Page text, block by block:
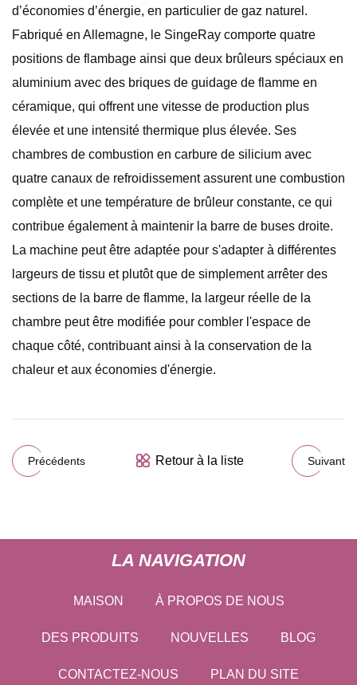
d’économies d’énergie, en particulier de gaz naturel.
Fabriqué en Allemagne, le SingeRay comporte quatre
positions de flambage ainsi que deux brûleurs spéciaux en
aluminium avec des briques de guidage de flamme en
céramique, qui offrent une vitesse de production plus
élevée et une intensité thermique plus élevée. Ses
chambres de combustion en carbure de silicium avec
quatre canaux de refroidissement assurent une combustion
complète et une température de brûleur constante, ce qui
contribue également à maintenir la barre de buses droite.
La machine peut être adaptée pour s'adapter à différentes
largeurs de tissu et plutôt que de simplement arrêter des
sections de la barre de flamme, la largeur réelle de la
chambre peut être modifiée pour combler l'espace de
chaque côté, contribuant ainsi à la conservation de la
chaleur et aux économies d'énergie.
Précédents Retour à la liste Suivant
LA NAVIGATION
MAISON À PROPOS DE NOUS
DES PRODUITS NOUVELLES BLOG
CONTACTEZ-NOUS PLAN DU SITE